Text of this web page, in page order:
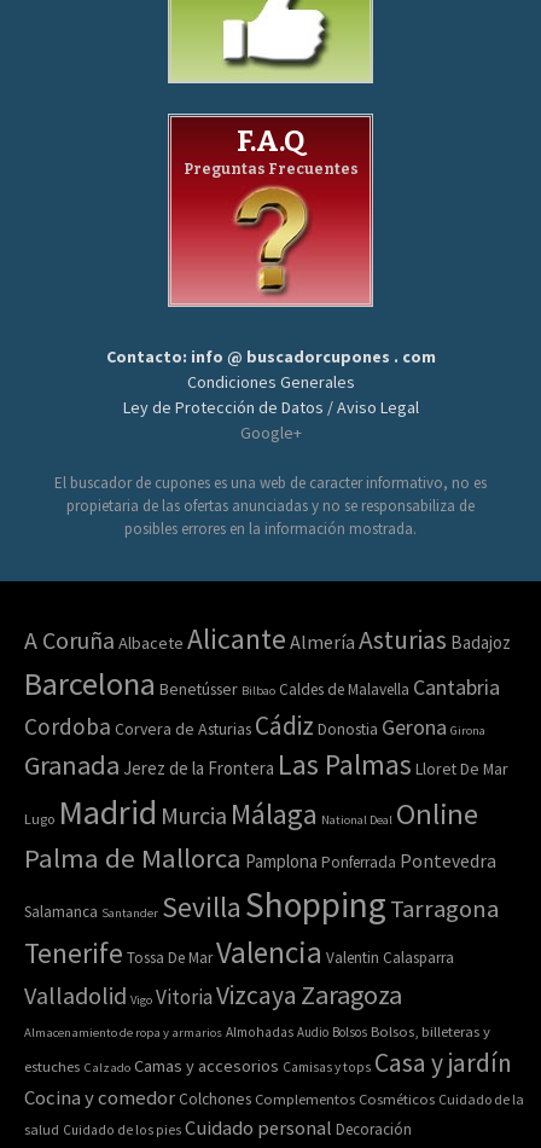
F.A.Q
Preguntas Frecuentes
Contacto: info @ buscadorcupones . com
Condiciones Generales
Ley de Protección de Datos / Aviso Legal
Google+
El buscador de cupones es una web de caracter informativo, no es
propietaria de las ofertas anunciadas y no se responsabiliza de
posibles errores en la información mostrada.
A Coruña Albacete Alicante Almería Asturias Badajoz
Barcelona Benetússer Bilbao Caldes de Malavella Cantabria
Cordoba Corvera de Asturias Cádiz Donostia Gerona Girona
Granada Jerez de la Frontera Las Palmas Lloret De Mar
Lugo Madrid Murcia Málaga National Deal Online
Palma de Mallorca Pamplona Ponferrada Pontevedra
Salamanca Santander Sevilla ShoppingTarragona
Tenerife Tossa De MarValencia Valentin Calasparra
Valladolid Vigo VitoriaVizcaya Zaragoza
Almacenamiento de ropa y armarios Almohadas Audio Bolsos Bolsos, billeteras y
estuches Calzado Camas y accesorios Camisas y tops Casa y jardín
Cocina y comedor Colchones Complementos Cosméticos Cuidado de la
salud Cuidado de los pies Cuidado personal Decoración